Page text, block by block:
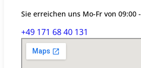
Sie erreichen uns Mo-Fr von 09:00
+49 171 68 40 131